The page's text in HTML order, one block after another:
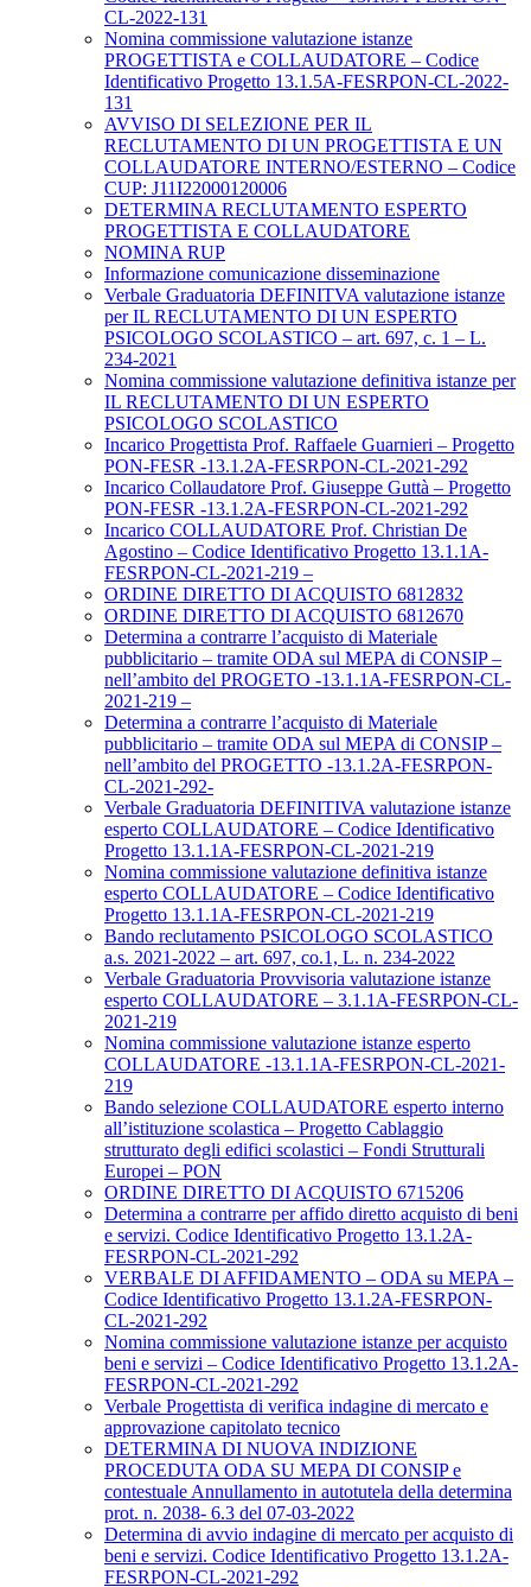
CL-2022-131
Nomina commissione valutazione istanze
PROGETTISTA e COLLAUDATORE – Codice
Identificativo Progetto 13.1.5A-FESRPON-CL-2022-
131
AVVISO DI SELEZIONE PER IL
RECLUTAMENTO DI UN PROGETTISTA E UN
COLLAUDATORE INTERNO/ESTERNO – Codice
CUP: J11I22000120006
DETERMINA RECLUTAMENTO ESPERTO
PROGETTISTA E COLLAUDATORE
NOMINA RUP
Informazione comunicazione disseminazione
Verbale Graduatoria DEFINITVA valutazione istanze
per IL RECLUTAMENTO DI UN ESPERTO
PSICOLOGO SCOLASTICO – art. 697, c. 1 – L.
234-2021
Nomina commissione valutazione definitiva istanze per
IL RECLUTAMENTO DI UN ESPERTO
PSICOLOGO SCOLASTICO
Incarico Progettista Prof. Raffaele Guarnieri – Progetto
PON-FESR -13.1.2A-FESRPON-CL-2021-292
Incarico Collaudatore Prof. Giuseppe Guttà – Progetto
PON-FESR -13.1.2A-FESRPON-CL-2021-292
Incarico COLLAUDATORE Prof. Christian De
Agostino – Codice Identificativo Progetto 13.1.1A-
FESRPON-CL-2021-219 –
ORDINE DIRETTO DI ACQUISTO 6812832
ORDINE DIRETTO DI ACQUISTO 6812670
Determina a contrarre l’acquisto di Materiale
pubblicitario – tramite ODA sul MEPA di CONSIP –
nell’ambito del PROGETO -13.1.1A-FESRPON-CL-
2021-219 –
Determina a contrarre l’acquisto di Materiale
pubblicitario – tramite ODA sul MEPA di CONSIP –
nell’ambito del PROGETTO -13.1.2A-FESRPON-
CL-2021-292-
Verbale Graduatoria DEFINITIVA valutazione istanze
esperto COLLAUDATORE – Codice Identificativo
Progetto 13.1.1A-FESRPON-CL-2021-219
Nomina commissione valutazione definitiva istanze
esperto COLLAUDATORE – Codice Identificativo
Progetto 13.1.1A-FESRPON-CL-2021-219
Bando reclutamento PSICOLOGO SCOLASTICO
a.s. 2021-2022 – art. 697, co.1, L. n. 234-2022
Verbale Graduatoria Provvisoria valutazione istanze
esperto COLLAUDATORE – 3.1.1A-FESRPON-CL-
2021-219
Nomina commissione valutazione istanze esperto
COLLAUDATORE -13.1.1A-FESRPON-CL-2021-
219
Bando selezione COLLAUDATORE esperto interno
all’istituzione scolastica – Progetto Cablaggio
strutturato degli edifici scolastici – Fondi Strutturali
Europei – PON
ORDINE DIRETTO DI ACQUISTO 6715206
Determina a contrarre per affido diretto acquisto di beni
e servizi. Codice Identificativo Progetto 13.1.2A-
FESRPON-CL-2021-292
VERBALE DI AFFIDAMENTO – ODA su MEPA –
Codice Identificativo Progetto 13.1.2A-FESRPON-
CL-2021-292
Nomina commissione valutazione istanze per acquisto
beni e servizi – Codice Identificativo Progetto 13.1.2A-
FESRPON-CL-2021-292
Verbale Progettista di verifica indagine di mercato e
approvazione capitolato tecnico
DETERMINA DI NUOVA INDIZIONE
PROCEDUTA ODA SU MEPA DI CONSIP e
contestuale Annullamento in autotutela della determina
prot. n. 2038- 6.3 del 07-03-2022
Determina di avvio indagine di mercato per acquisto di
beni e servizi. Codice Identificativo Progetto 13.1.2A-
FESRPON-CL-2021-292